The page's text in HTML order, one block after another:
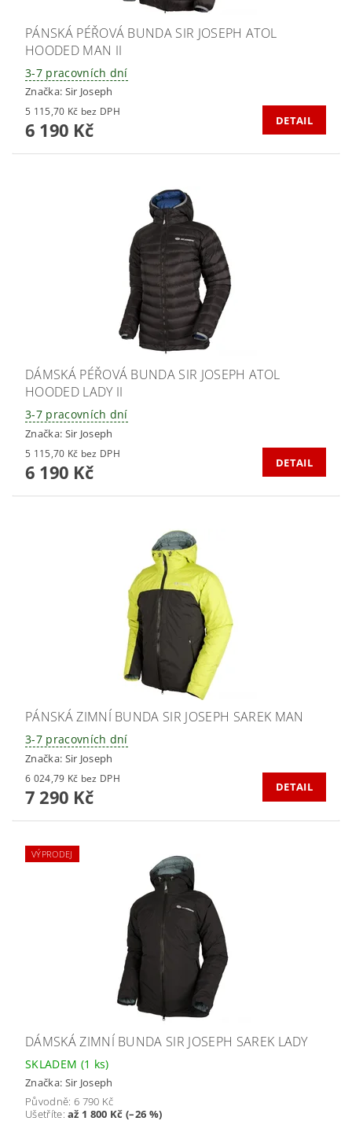
PÁNSKÁ PÉŘOVÁ BUNDA SIR JOSEPH ATOL
HOODED MAN II
3-7 pracovních dní
Značka: Sir Joseph
5 115,70 Kč bez DPH
6 190 Kč DETAIL
DÁMSKÁ PÉŘOVÁ BUNDA SIR JOSEPH ATOL
HOODED LADY II
3-7 pracovních dní
Značka: Sir Joseph
5 115,70 Kč bez DPH
6 190 Kč DETAIL
PÁNSKÁ ZIMNÍ BUNDA SIR JOSEPH SAREK MAN
3-7 pracovních dní
Značka: Sir Joseph
6 024,79 Kč bez DPH
7 290 Kč DETAIL
VÝPRODEJ
DÁMSKÁ ZIMNÍ BUNDA SIR JOSEPH SAREK LADY
SKLADEM (1 ks)
Značka: Sir Joseph
Původně: 6 790 Kč
Ušetříte:až 1 800 Kč (–26 %)